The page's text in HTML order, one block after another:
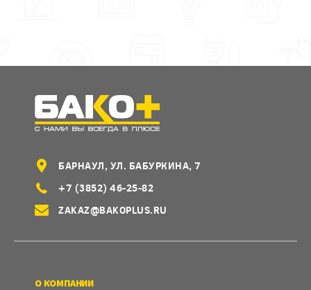
БАРНАУЛ, УЛ. БАБУРКИНА, 7
+7 (3852) 46-25-82
ZAKAZ@BAKOPLUS.RU
О КОМПАНИИ